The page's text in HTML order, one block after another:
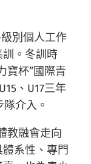
別個人工作
。冬訓時
寶杯”國際青
、U17三年
介入。
教融會走向
系性、專門